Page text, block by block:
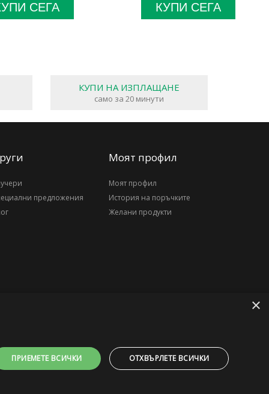
СЕГА КУПИ СЕГА
КУПИ НА ИЗПЛАЩАНЕ
само за 20 минути
предложения
Моят профил
Моят профил
История на поръчките
Желани продукти
×
ПРИЕМЕТЕ ВСИЧКИ ОТХВЪРЛЕТЕ ВСИЧКИ